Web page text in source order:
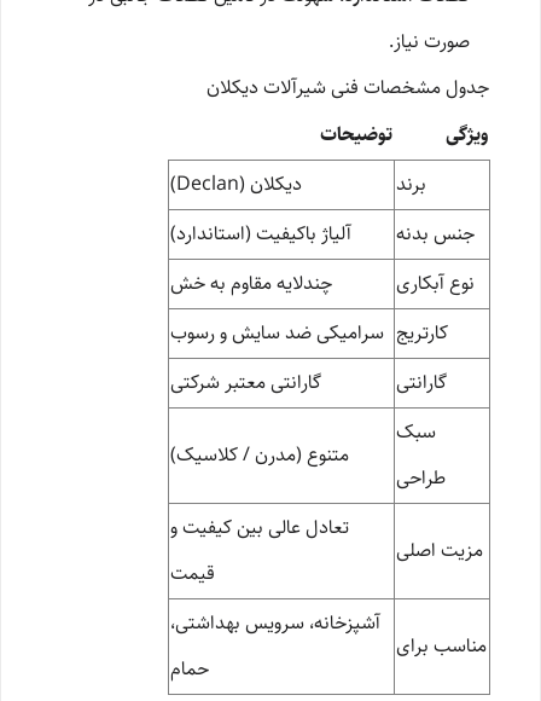
صورت نیاز.
جدول مشخصات فنی شیرآلات دیکلان
ویژگی
توضیحات
برند
دیکلان (Declan)
جنس بدنه
آلیاژ باکیفیت (استاندارد)
نوع آبکاری
چندلایه مقاوم به خش
کارتریج سرامیکی ضد سایش و رسوب
گارانتی
گارانتی معتبر شرکتی
سبک
طراحی
متنوع (مدرن / کلاسیک)
مزیت اصلی
تعادل عالی بین کیفیت و
قیمت
مناسب برای
آشپزخانه، سرویس بهداشتی،
حمام